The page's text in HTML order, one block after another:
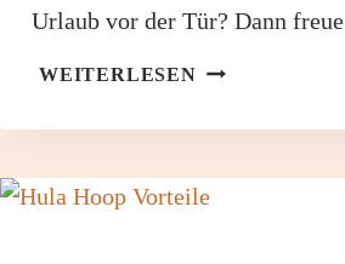
Urlaub vor der Tür? Dann freue
WEITERLESENABNEHMEN
URLAUB